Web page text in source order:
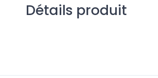
Détails produit